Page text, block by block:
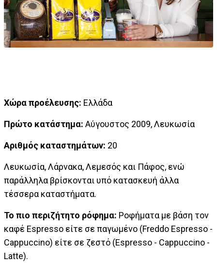
Χώρα προέλευσης: Ελλάδα
Πρώτο κατάστημα: Αύγουστος 2009, Λευκωσία
Αριθμός καταστημάτων: 20
Λευκωσία, Λάρνακα, Λεμεσός και Πάφος, ενώ
παράλληλα βρίσκονται υπό κατασκευή άλλα
τέσσερα καταστήματα.
Το πιο περιζήτητο ρόφημα: Ροφήματα με βάση τον
καφέ Espresso είτε σε παγωμένο (Freddo Espresso -
Cappuccino) είτε σε ζεστό (Espresso - Cappuccino -
Latte).